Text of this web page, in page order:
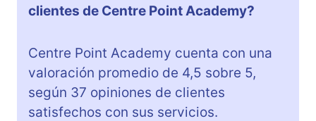
clientes de Centre Point Academy?
Centre Point Academy cuenta con una
valoración promedio de 4,5 sobre 5,
según 37 opiniones de clientes
satisfechos con sus servicios.